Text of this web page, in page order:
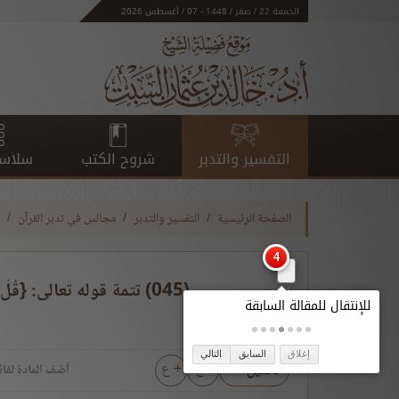
الجمعة 22 / صفر / 1448 - 07 / أغسطس 2026
التفسير والتدبر شروح الكتب
الصفحة الرئيسية التفسير والتدبر مجالس في تدبر القرآن
(045) تتمة قوله تعالى: {قُلْ إِن كُنتُمْ تُحِبُّونَ اللَّهَ فَاتَّبِعُونِي يُحْبِبْكُمُ اللَّهُ..} الآية
تحميل - ع + ع أضف المادة
إغلاق السابق التالي